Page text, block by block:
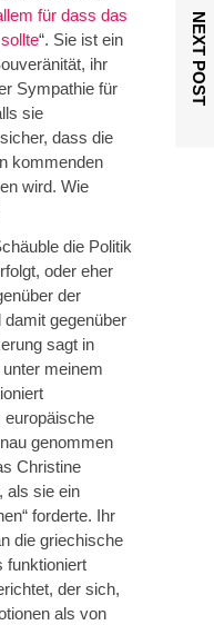
für dass das
“. Sie ist ein
ihr
Sympathie für
sie
dass die
kommenden
wird. Wie
die Politik
oder eher
der
gegenüber
sagt in
meinem
europäische
genommen
Christine
als sie ein
forderte. Ihr
die griechische
funktioniert
der sich,
als von
NEXT POST